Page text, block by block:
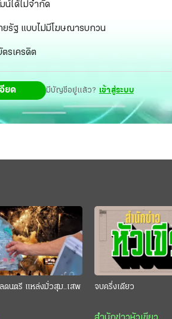
น์ได้ไม่จำกัด
ยรัฐ แบบไม่มีโฆษณารบกวน
รเครดิต
ยด มีบัญชีอยู่แล้ว? เข้าสู่ระบบ
ดนตรี แหล่งมั่วสุม..เสพ
จบครึ่งเดียว